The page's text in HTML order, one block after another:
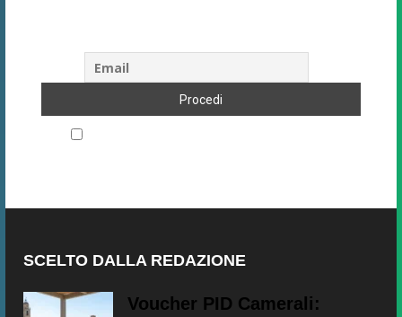
Accetto le regole di riservatezza di questo sito
SCELTO DALLA REDAZIONE
Voucher PID Camerali: